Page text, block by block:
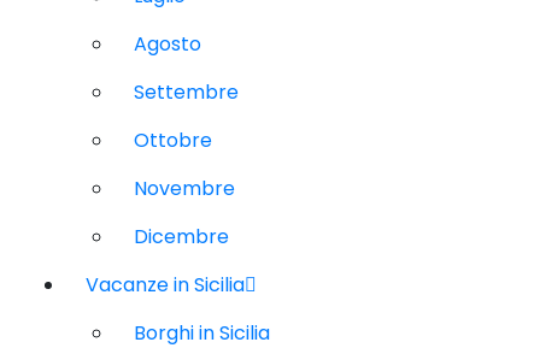
Agosto
Settembre
Ottobre
Novembre
Dicembre
Vacanze in Sicilia
Borghi in Sicilia